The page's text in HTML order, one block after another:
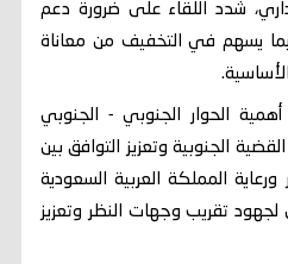
شدد اللقاء على ضرورة دعم
يسهم في التخفيف من معاناة
أهمية الحوار الجنوبي - الجنوبي
الجنوبية وتعزيز التوافق بين
المملكة العربية السعودية
لجهود تقريب وجهات النظر وتعزيز